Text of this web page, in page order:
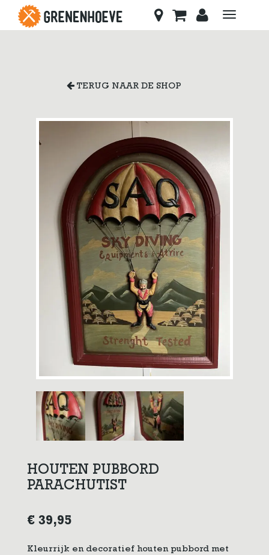
Toggle
TERUG NAAR DE SHOP
HOUTEN PUBBORD
PARACHUTIST
€ 39,95
Kleurrijk en decoratief houten pubbord met